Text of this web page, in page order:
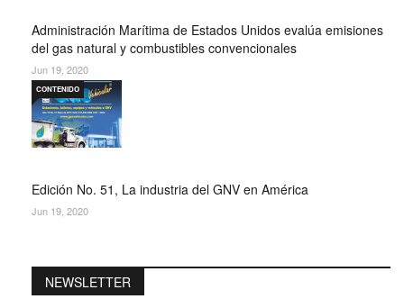
Administración Marítima de Estados Unidos evalúa emisiones
del gas natural y combustibles convencionales
Jun 19, 2020
Edición No. 51, La industria del GNV en América
CONTENIDO
Jun 19, 2020
NEWSLETTER